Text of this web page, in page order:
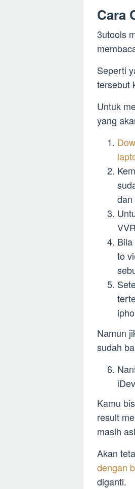
Cara
3utools
Seperti
tersebut
Untuk
yang
dan
to
Namun
sudah
Kamu
result
masih
Akan
dengan
diganti.